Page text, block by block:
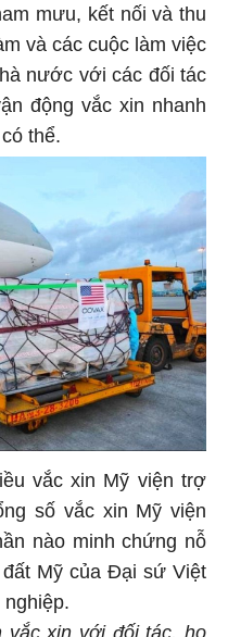
mưu, kết nối và thu
và các cuộc làm việc
nước với các đối tác
động vắc xin nhanh
thể.
vắc xin Mỹ viện trợ
số vắc xin Mỹ viện
nào minh chứng nỗ
Mỹ của Đại sứ Việt